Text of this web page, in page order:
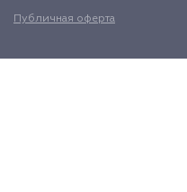
Публичная оферта